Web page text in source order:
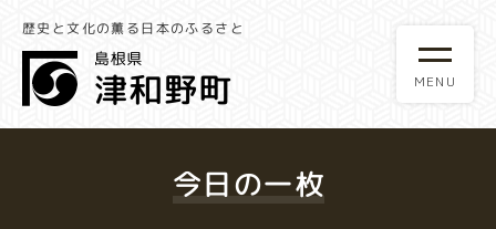
歴史と文化の薫る日本のふるさと
今日の一枚